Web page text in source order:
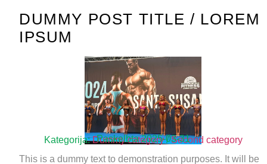
DUMMY POST TITLE / LOREM
IPSUM
Kategorija: Dummy category/Second category
Paskelbta 2025-03-31
This is a dummy text to demonstration purposes. It will be